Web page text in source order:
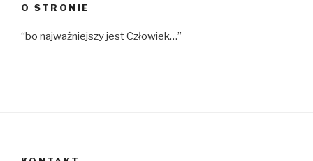
O STRONIE
“bo najważniejszy jest Człowiek…”